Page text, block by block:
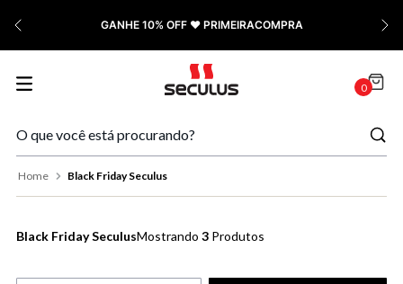
PAGUE COM PIX | Ganhe 5% OFF
0
Black Friday Seculus
Black Friday Seculus 3 Produtos
9º Relógio Feminino Rose